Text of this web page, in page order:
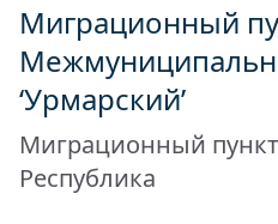
Миграционный
‘Урмарский’
Миграционный
Республика